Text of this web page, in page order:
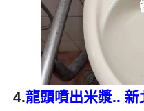
4.龍頭噴出米漿..